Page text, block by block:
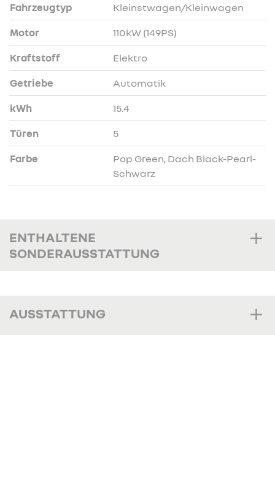
Fahrzeugtyp Kleinstwagen/Kleinwagen
Motor 110kW (149PS)
Kraftstoff Elektro
Getriebe Automatik
kWh 15.4
Türen 5
Farbe
Pop Green, Dach Black-Pearl-
Schwarz
ENTHALTENE
SONDERAUSSTATTUNG
AUSSTATTUNG